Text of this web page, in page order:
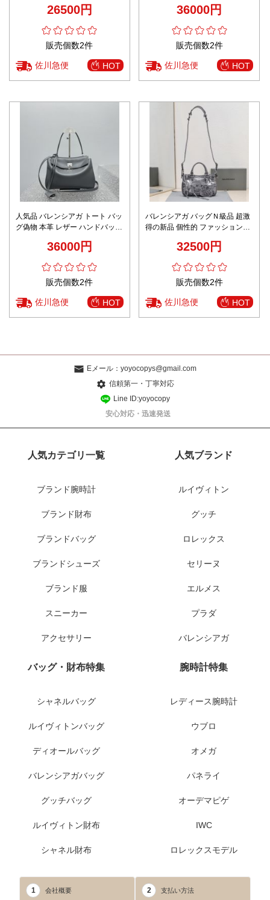
証 ブラック26500円
販売個数2件
佐川急便 HOT
36000円
販売個数2件
佐川急便 HOT
人気品 バレンシアガ トート バッ
グ偽物 本革 レザー ハンドバッグ
36000円
販売個数2件
佐川急便 HOT
バレンシアガ バッグＮ級品 超激
得の新品 個性的 ファッション感
32500円
販売個数2件
佐川急便 HOT
Eメール： yoyocopys@gmail.com
信頼第一・丁寧対応
Line ID:yoyocopy
安心対応・迅速発送
人気カテゴリ一覧
ブランド腕時計
ブランド財布
ブランドバッグ
ブランドシューズ
ブランド服
スニーカー
アクセサリー
人気ブランド
ルイヴィトン
グッチ
ロレックス
セリーヌ
エルメス
プラダ
バレンシアガ
バッグ・財布特集
シャネルバッグ
ルイヴィトンバッグ
ディオールバッグ
バレンシアガバッグ
グッチバッグ
ルイヴィトン財布
シャネル財布
腕時計特集
レディース腕時計
ウブロ
オメガ
パネライ
オーデマピゲ
IWC
ロレックスモデル
1 会社概要 2 支払い方法